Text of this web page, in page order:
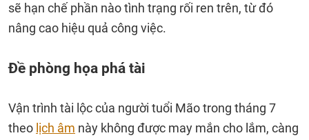
sẽ hạn chế phần nào tình trạng rối ren trên, từ đó
nâng cao hiệu quả công việc.
Đề phòng họa phá tài
Vận trình tài lộc của người tuổi Mão trong tháng 7
theo lịch âm này không được may mắn cho lắm, càng